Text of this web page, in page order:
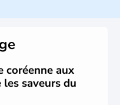
en sont les deux
sa culture avec la
s’y sont déroulés en
Monde de football en
coréenne aux
saveurs du